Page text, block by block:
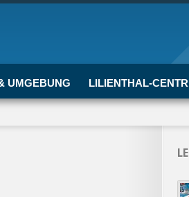
UMGEBUNG LILIENTHAL-